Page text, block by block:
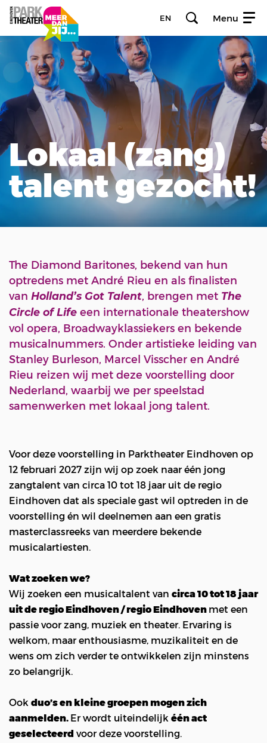
EN Menu
Lokaal (zang)
talent gezocht!
The Diamond Baritones, bekend van hun
optredens met André Rieu en als finalisten
van Holland’s Got Talent , brengen met The
Circle of Life een internationale theatershow
vol opera, Broadwayklassiekers en bekende
musicalnummers. Onder artistieke leiding van
Stanley Burleson, Marcel Visscher en André
Rieu reizen wij met deze voorstelling door
Nederland, waarbij we per speelstad
samenwerken met lokaal jong talent.
Voor deze voorstelling in Parktheater Eindhoven op
12 februari 2027 zijn wij op zoek naar één jong
zangtalent van circa 10 tot 18 jaar uit de regio
Eindhoven dat als speciale gast wil optreden in de
voorstelling én wil deelnemen aan een gratis
masterclassreeks van meerdere bekende
musicalartiesten.
Wat zoeken we?
Wij zoeken een musicaltalent van circa 10 tot 18 jaar
uit de regio Eindhoven / regio Eindhoven met een
passie voor zang, muziek en theater. Ervaring is
welkom, maar enthousiasme, muzikaliteit en de
wens om zich verder te ontwikkelen zijn minstens
zo belangrijk.
Ook duo’s en kleine groepen mogen zich
aanmelden. Er wordt uiteindelijk één act
geselecteerd voor deze voorstelling.